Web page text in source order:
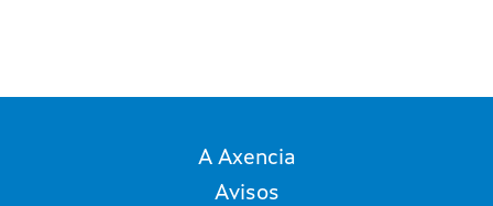
A Axencia
Avisos